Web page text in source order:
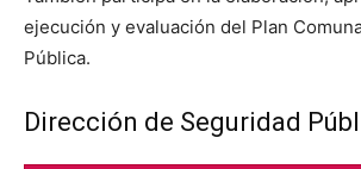
ejecución y evaluación del Plan
Pública.
Dirección de Seguridad